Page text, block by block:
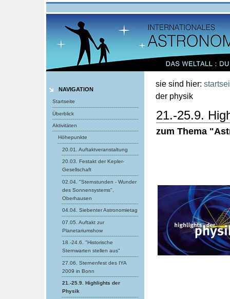
Benutzerspezifische
Direkt
NAVIGATION
Startseite
Überblick
Aktivitäten
Höhepunkte
20.01. Auftaktveranstaltung
20.03. Festakt der Kepler-
Gesellschaft
02.04. "Sternstunden - Wunder
des Sonnensystems",
Oberhausen
04.04. Siebenter Astronomietag
07.05. Auftakt zur
Planetariumshow
18.-24.6. "Historische
Sternwarten stellen aus"
27.06. Sternenfest des IYA
2009 in Bonn
21.-25.9. Highlights der
Physik
sie sind hier:
der physik
21.-25.9.
zum Thema